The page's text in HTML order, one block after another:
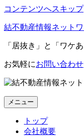
コンテンツへスキップ
結不動産情報ネット
「居抜き」と「ワケ
お気軽にお問い合わせ
メニュー
トップ
会社概要